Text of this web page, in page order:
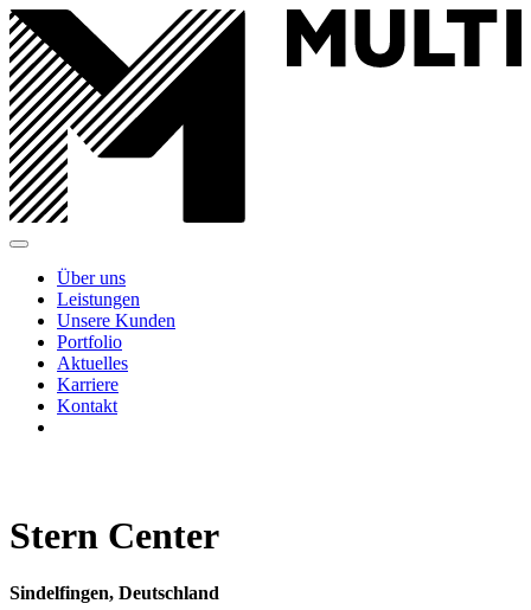
Über uns
Leistungen
Unsere Kunden
Portfolio
Aktuelles
Karriere
Kontakt
Stern Center
Sindelfingen, Deutschland